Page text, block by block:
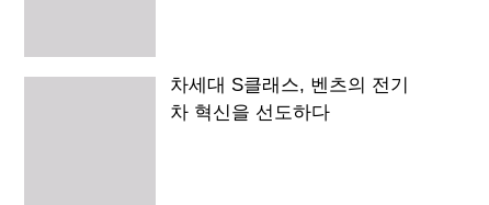
차세대 S클래스, 벤츠의 전기
차 혁신을 선도하다